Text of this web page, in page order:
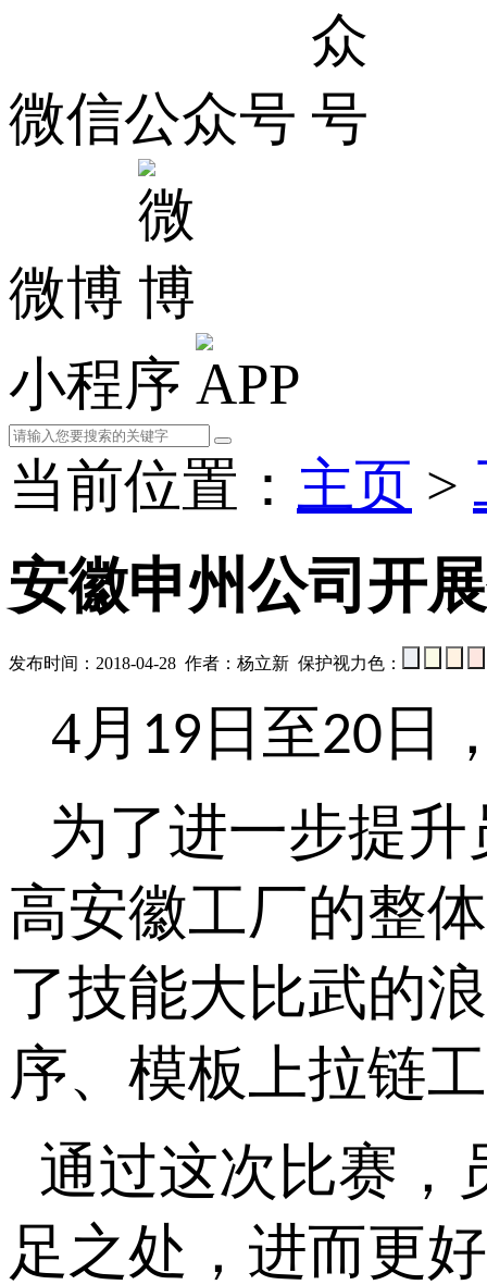
微信公众号
微博
小程序
当前位置： 主页 >
安徽申州公司开
发布时间：2018-04-28 作者：杨立新 保护视力色：
4月 19 日至20 日
为了进一步提
高安徽工厂的整
了技能大比武的
序、模板上拉链
通过这次比赛，
足之处，进而更